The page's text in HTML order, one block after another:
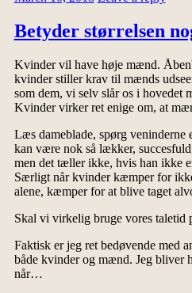
Betyder størrelsen
Kvinder vil have høje mænd.
kvinder stiller krav til mænds
som dem, vi selv slår os i hovedet
Kvinder virker ret enige om, at
Læs dameblade, spørg veninderne
kan være nok så lækker,
men det tæller ikke, hvis han ikke
Særligt når kvinder kæmper for
alene, kæmper for at blive taget
Skal vi virkelig bruge vores taletid
Faktisk er jeg ret bedøvende med
både kvinder og mænd. Jeg bliver
når…